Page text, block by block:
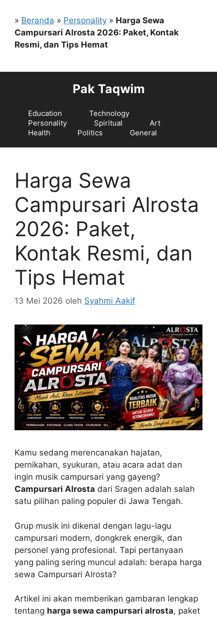
» Beranda » Personality » Harga Sewa
Campursari Alrosta 2026: Paket, Kontak
Resmi, dan Tips Hemat
Pak Taqwim
Education
Technology
Personality
Spiritual
Art
Health
Politics General
Harga Sewa
Campursari Alrosta
2026: Paket,
Kontak Resmi, dan
Tips Hemat
13 Mei 2026 oleh Syahmi Aakif
Kamu sedang merencanakan hajatan,
pernikahan, syukuran, atau acara adat dan
ingin musik campursari yang gayeng?
Campursari Alrosta dari Sragen adalah salah
satu pilihan paling populer di Jawa Tengah.
Grup musik ini dikenal dengan lagu-lagu
campursari modern, dongkrek energik, dan
personel yang profesional. Tapi pertanyaan
yang paling sering muncul adalah: berapa harga
sewa Campursari Alrosta?
Artikel ini akan memberikan gambaran lengkap
tentang harga sewa campursari alrosta, paket